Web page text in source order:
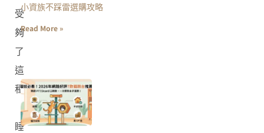
受
夠
了
這
種
「越
睡
小資族不踩雷選購攻略
Read More »